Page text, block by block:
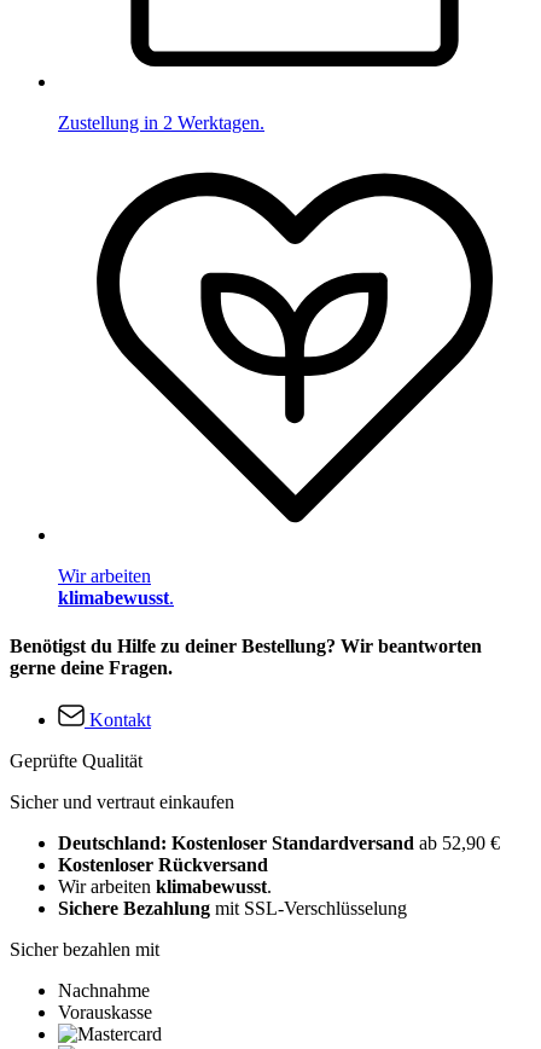
Zustellung in 2 Werktagen.
Wir arbeiten
klimabewusst.
Benötigst du Hilfe zu deiner Bestellung? Wir beantworten
gerne deine Fragen.
Kontakt
Geprüfte Qualität
Sicher und vertraut einkaufen
Deutschland: Kostenloser Standardversand ab 52,90 €
Kostenloser Rückversand
Wir arbeiten klimabewusst.
Sichere Bezahlung mit SSL-Verschlüsselung
Sicher bezahlen mit
Nachnahme
Vorauskasse